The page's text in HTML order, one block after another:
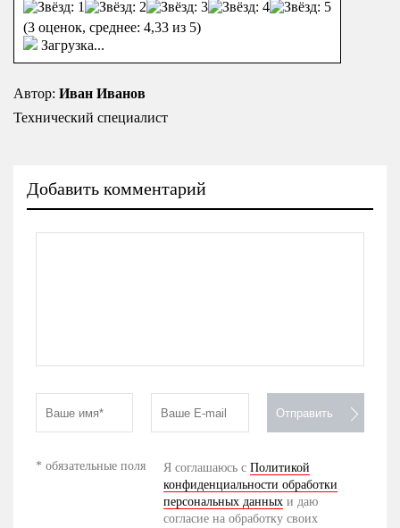
(3 оценок, среднее: 4,33 из 5)
Загрузка...
Автор: Иван Иванов
Технический специалист
Добавить комментарий
* обязательные поля Я соглашаюсь с Политикой
конфиденциальности обработки
персональных данных и даю
согласие на обработку своих